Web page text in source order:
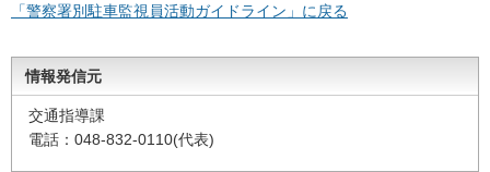
「警察署別駐車監視員活動ガイドライン」に戻る
情報発信元
交通指導課
電話：048-832-0110(代表)